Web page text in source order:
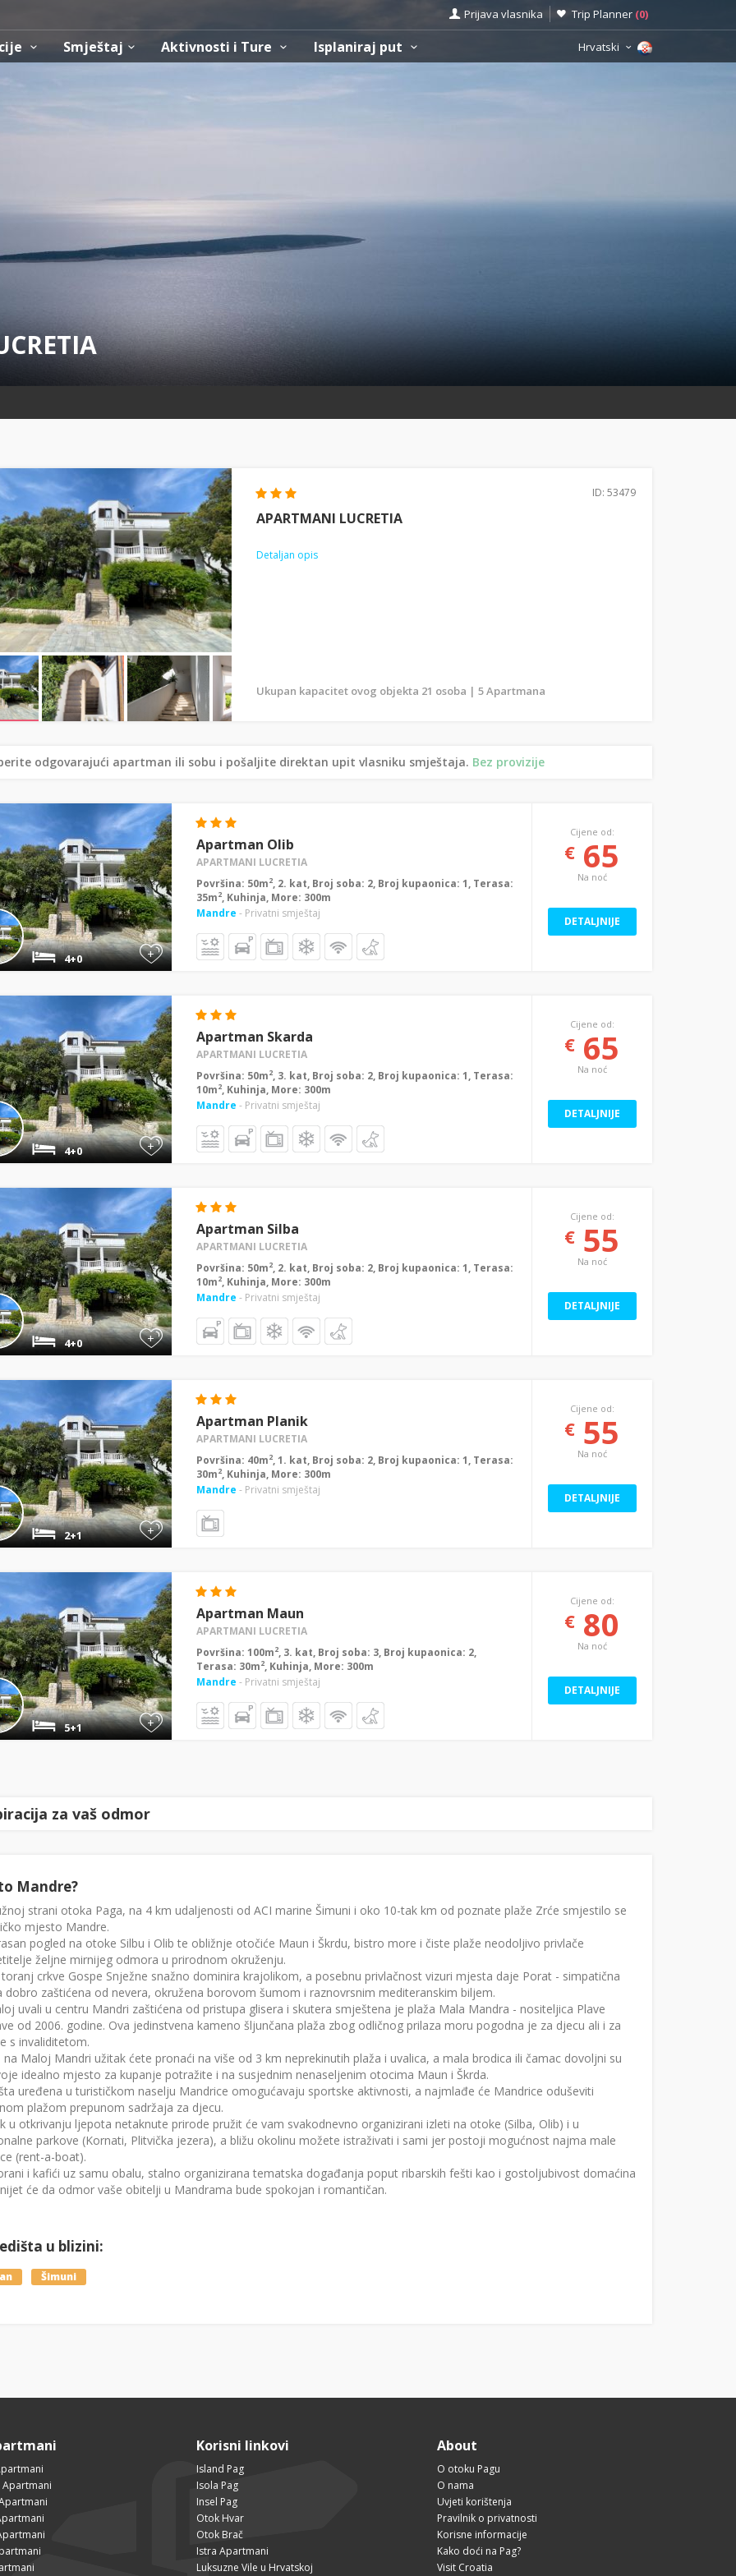
Prijava vlasnika Trip Planner (0)
Smještaj Aktivnosti i Ture Isplaniraj put Hrvatski
ID: 53479
APARTMANI LUCRETIA
Detaljan opis
Ukupan kapacitet ovog objekta 21 osoba | 5 Apartmana
odgovarajući apartman ili sobu i pošaljite direktan upit vlasniku smještaja. Bez provizije
+
4+0
Apartman Olib
APARTMANI LUCRETIA
Površina: 50m2, 2. kat, Broj soba: 2, Broj kupaonica: 1, Terasa:
35m2, Kuhinja, More: 300m
Mandre - Privatni smještaj
Cijene od:
€ 65
Na noć
DETALJNIJE
+
4+0
Apartman Skarda
APARTMANI LUCRETIA
Površina: 50m2, 3. kat, Broj soba: 2, Broj kupaonica: 1, Terasa:
10m2, Kuhinja, More: 300m
Mandre - Privatni smještaj
Cijene od:
€ 65
Na noć
DETALJNIJE
+
4+0
Apartman Silba
APARTMANI LUCRETIA
Površina: 50m2, 2. kat, Broj soba: 2, Broj kupaonica: 1, Terasa:
10m2, Kuhinja, More: 300m
Mandre - Privatni smještaj
Cijene od:
€ 55
Na noć
DETALJNIJE
+
2+1
Apartman Planik
APARTMANI LUCRETIA
Površina: 40m2, 1. kat, Broj soba: 2, Broj kupaonica: 1, Terasa:
30m2, Kuhinja, More: 300m
Mandre - Privatni smještaj
Cijene od:
€ 55
Na noć
DETALJNIJE
+
5+1
Apartman Maun
APARTMANI LUCRETIA
Površina: 100m2, 3. kat, Broj soba: 3, Broj kupaonica: 2,
Terasa: 30m2, Kuhinja, More: 300m
Mandre - Privatni smještaj
Cijene od:
€ 80
Na noć
DETALJNIJE
za vaš odmor
Mandre?
strani otoka Paga, na 4 km udaljenosti od ACI marine Šimuni i oko 10-tak km od poznate plaže Zrće smjestilo se
mjesto Mandre.
pogled na otoke Silbu i Olib te obližnje otočiće Maun i Škrdu, bistro more i čiste plaže neodoljivo privlače
željne mirnijeg odmora u prirodnom okruženju.
crkve Gospe Snježne snažno dominira krajolikom, a posebnu privlačnost vizuri mjesta daje Porat - simpatična
dobro zaštićena od nevera, okružena borovom šumom i raznovrsnim mediteranskim biljem.
uvali u centru Mandri zaštićena od pristupa glisera i skutera smještena je plaža Mala Mandra - nositeljica Plave
od 2006. godine. Ova jedinstvena kameno šljunčana plaža zbog odličnog prilaza moru pogodna je za djecu ali i za
s invaliditetom.
na Maloj Mandri užitak ćete pronaći na više od 3 km neprekinutih plaža i uvalica, a mala brodica ili čamac dovoljni su
idealno mjesto za kupanje potražite i na susjednim nenaseljenim otocima Maun i Škrda.
uređena u turističkom naselju Mandrice omogućavaju sportske aktivnosti, a najmlađe će Mandrice oduševiti
plažom prepunom sadržaja za djecu.
u otkrivanju ljepota netaknute prirode pružit će vam svakodnevno organizirani izleti na otoke (Silba, Olib) i u
parkove (Kornati, Plitvička jezera), a bližu okolinu možete istraživati i sami jer postoji mogućnost najma male
(rent-a-boat).
i kafići uz samu obalu, stalno organizirana tematska događanja poput ribarskih fešti kao i gostoljubivost domaćina
će da odmor vaše obitelji u Mandrama bude spokojan i romantičan.
u blizini:
Šimuni
Apartmani
Korisni linkovi
Island Pag
Isola Pag
Insel Pag
Otok Hvar
Otok Brač
Istra Apartmani
Luksuzne Vile u Hrvatskoj
About
O otoku Pagu
O nama
Uvjeti korištenja
Pravilnik o privatnosti
Korisne informacije
Kako doći na Pag?
Visit Croatia